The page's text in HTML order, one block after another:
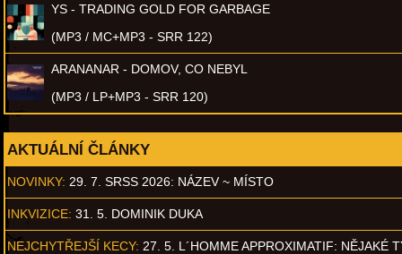
YS - TRADING GOLD FOR GARBAGE
(MP3 / MC+MP3 - SRR 122)
ARANANAR - DOMOV, CO NEBYL
(MP3 / LP+MP3 - SRR 120)
AKTUÁLNÍ ČLÁNKY
NOVINKY: 29. 7. SRSS 2026: NÁZEV ~ MÍSTO
INKVIZICE: 31. 5. DOMINIK DUKA
NEJCHYTŘEJŠÍ KECY: 27. 5. L´HOMME APPROXIMATIF: NĚJAKÉ